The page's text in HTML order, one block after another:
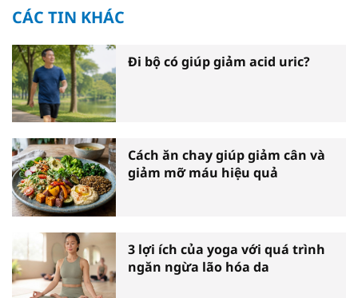
CÁC TIN KHÁC
Đi bộ có giúp giảm acid uric?
Cách ăn chay giúp giảm cân và
giảm mỡ máu hiệu quả
3 lợi ích của yoga với quá trình
ngăn ngừa lão hóa da